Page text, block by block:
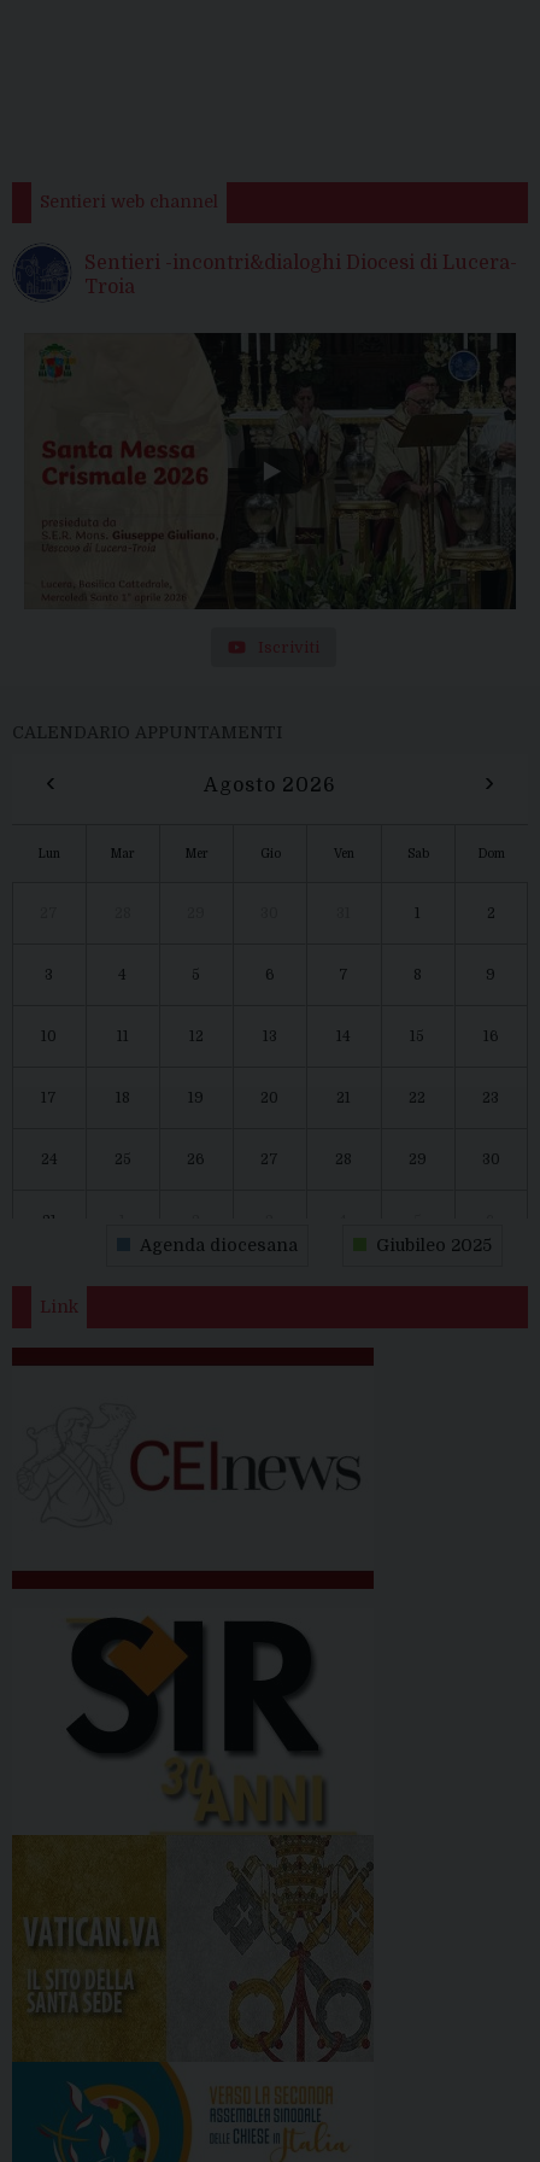
Sentieri web channel
Sentieri -incontri&dialoghi Diocesi di Lucera-
Troia
Iscriviti
CALENDARIO APPUNTAMENTI
‹ Agosto 2026 ›
Lun Mar Mer Gio Ven Sab Dom
1 2
3 4 5 6 7 8 9
10 11 12 13 14 15 16
17 18 19 20 21 22 23
24 25 26 27 28 29 30
31
Agenda diocesana Giubileo 2025
Link